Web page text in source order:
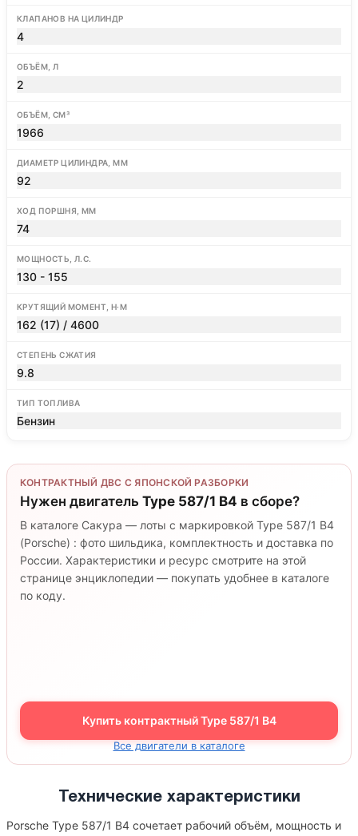
КЛАПАНОВ НА ЦИЛИНДР
4
ОБЪЁМ, Л
2
ОБЪЁМ, СМ³
1966
ДИАМЕТР ЦИЛИНДРА, ММ
92
ХОД ПОРШНЯ, ММ
74
МОЩНОСТЬ, Л.С.
130 - 155
КРУТЯЩИЙ МОМЕНТ, Н·М
162 (17) / 4600
СТЕПЕНЬ СЖАТИЯ
9.8
ТИП ТОПЛИВА
Бензин
КОНТРАКТНЫЙ ДВС С ЯПОНСКОЙ РАЗБОРКИ
Нужен двигатель Type 587/1 B4 в сборе?
В каталоге Сакура — лоты с маркировкой Type 587/1 B4
(Porsche) : фото шильдика, комплектность и доставка по
России. Характеристики и ресурс смотрите на этой
странице энциклопедии — покупать удобнее в каталоге
по коду.
Купить контрактный Type 587/1 B4
Все двигатели в каталоге
Технические характеристики
Porsche Type 587/1 B4 сочетает рабочий объём, мощность и